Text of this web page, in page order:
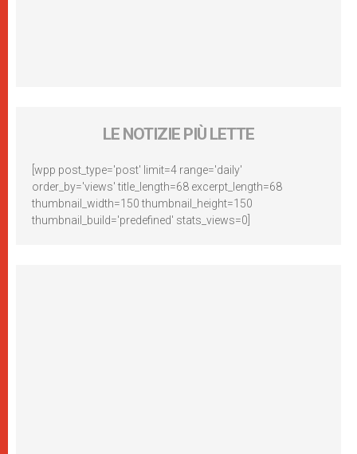
LE NOTIZIE PIÙ LETTE
[wpp post_type='post' limit=4 range='daily'
order_by='views' title_length=68 excerpt_length=68
thumbnail_width=150 thumbnail_height=150
thumbnail_build='predefined' stats_views=0]